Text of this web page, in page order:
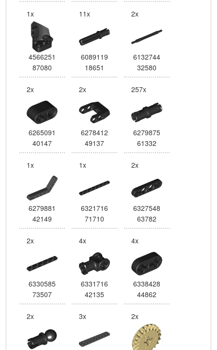
1x
4566251
87080
11x
6089119
18651
2x
6132744
32580
2x
6265091
40147
2x
6278412
49137
257x
6279875
61332
1x
6279881
42149
1x
6321716
71710
2x
6327548
63782
2x
6330585
73507
4x
6331716
42135
4x
6338428
44862
2x 3x 2x